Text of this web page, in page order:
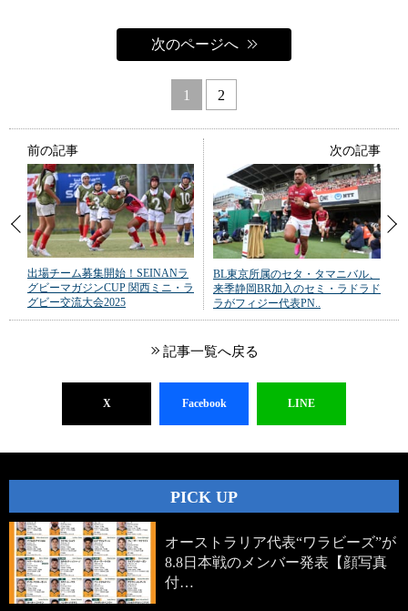
次のページへ
1 2
前の記事
出場チーム募集開始！SEINANラ
グビーマガジンCUP 関西ミニ・ラ
グビー交流大会2025
次の記事
BL東京所属のセタ・タマニバル、
来季静岡BR加入のセミ・ラドラド
ラがフィジー代表PN..
記事一覧へ戻る
X Facebook LINE
PICK UP
オーストラリア代表“ワラビーズ”が
8.8日本戦のメンバー発表【顔写真
付…